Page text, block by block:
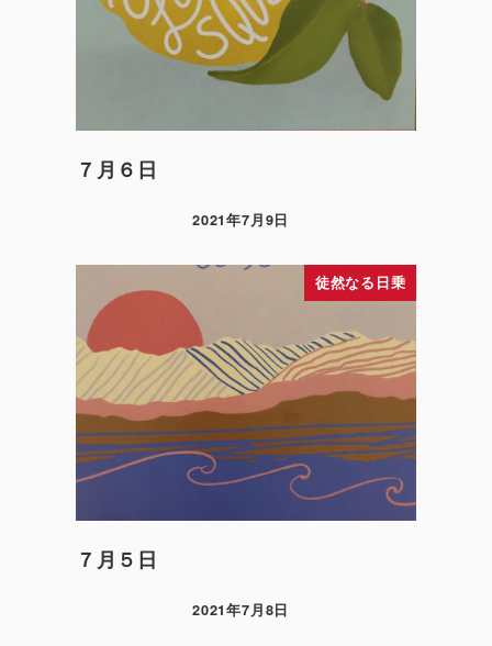
７月６日
2021年7月9日
徒然なる日乗
７月５日
2021年7月8日